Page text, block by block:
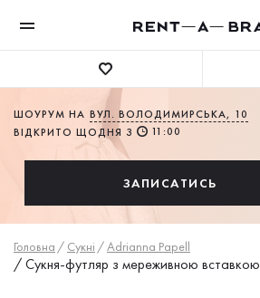
ШОУРУМ НА ВУЛ. ВОЛОДИМИРСЬКА, 10
ВІДКРИТО ЩОДНЯ З
11:00
ЗАПИСАТИСЬ
Головна / Сукнi /Adrianna Papell
/Сукня-футляр з мереживною вставкою